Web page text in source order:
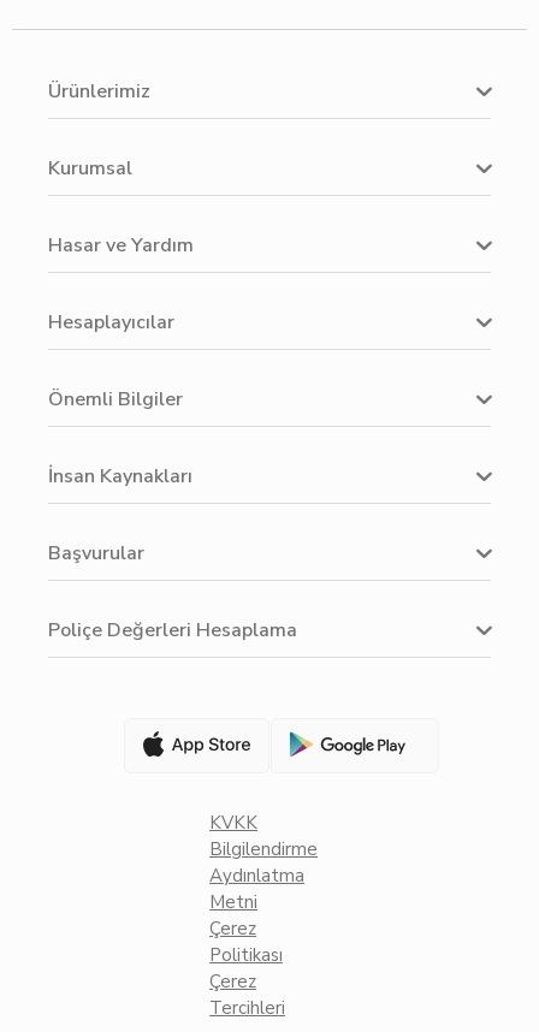
Ürünlerimiz
Kurumsal
Hasar ve Yardım
Hesaplayıcılar
Önemli Bilgiler
İnsan Kaynakları
Başvurular
Poliçe Değerleri Hesaplama
KVKK
Bilgilendirme
Aydınlatma
Metni
Çerez
Politikası
Çerez
Tercihleri